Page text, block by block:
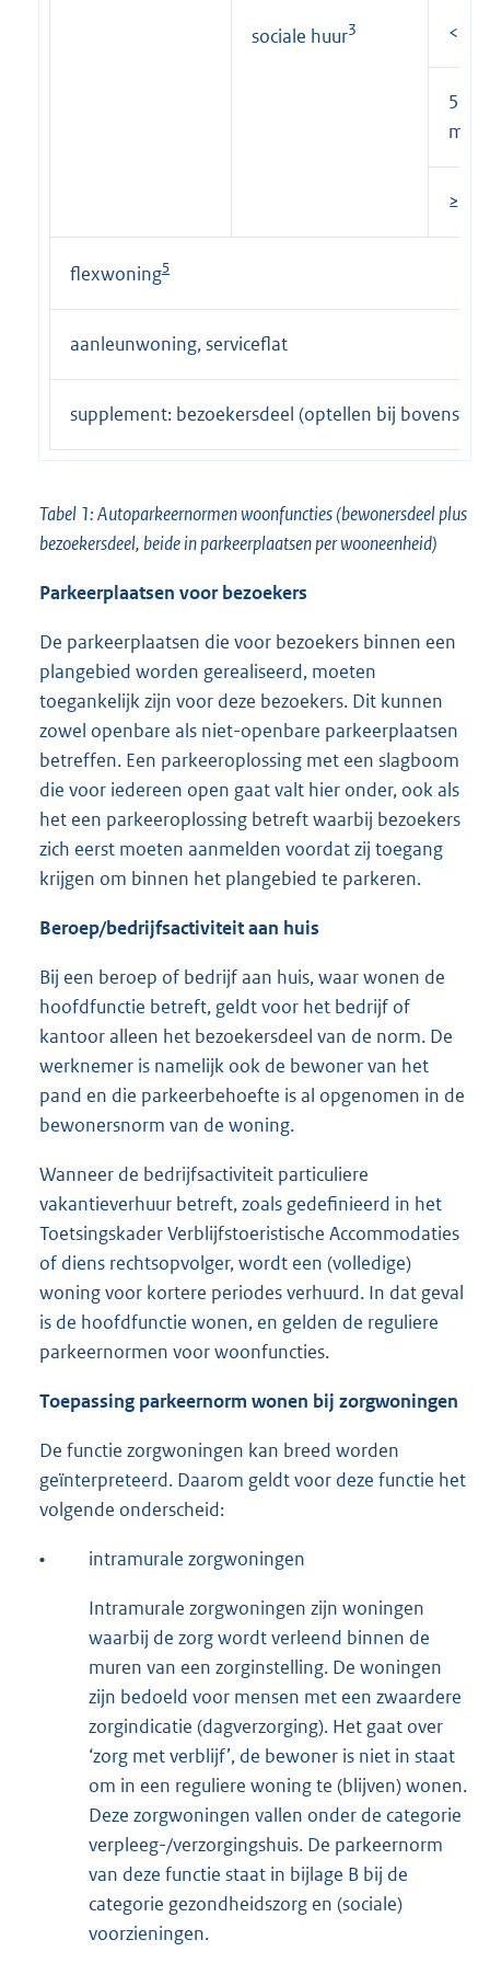
sociale huur3 <50
50
m²
≥75
flexwoning5
aanleunwoning, serviceflat
supplement: bezoekersdeel (optellen bij
Tabel 1: Autoparkeernormen woonfuncties (bewonersdeel plus
bezoekersdeel, beide in parkeerplaatsen per wooneenheid)
Parkeerplaatsen voor bezoekers
De parkeerplaatsen die voor bezoekers binnen een
plangebied worden gerealiseerd, moeten
toegankelijk zijn voor deze bezoekers. Dit kunnen
zowel openbare als niet-openbare parkeerplaatsen
betreffen. Een parkeeroplossing met een slagboom
die voor iedereen open gaat valt hier onder, ook als
het een parkeeroplossing betreft waarbij bezoekers
zich eerst moeten aanmelden voordat zij toegang
krijgen om binnen het plangebied te parkeren.
Beroep/bedrijfsactiviteit aan huis
Bij een beroep of bedrijf aan huis, waar wonen de
hoofdfunctie betreft, geldt voor het bedrijf of
kantoor alleen het bezoekersdeel van de norm. De
werknemer is namelijk ook de bewoner van het
pand en die parkeerbehoefte is al opgenomen in de
bewonersnorm van de woning.
Wanneer de bedrijfsactiviteit particuliere
vakantieverhuur betreft, zoals gedefinieerd in het
Toetsingskader Verblijfstoeristische Accommodaties
of diens rechtsopvolger, wordt een (volledige)
woning voor kortere periodes verhuurd. In dat geval
is de hoofdfunctie wonen, en gelden de reguliere
parkeernormen voor woonfuncties.
Toepassing parkeernorm wonen bij zorgwoningen
De functie zorgwoningen kan breed worden
geïnterpreteerd. Daarom geldt voor deze functie het
volgende onderscheid:
• intramurale zorgwoningen
Intramurale zorgwoningen zijn woningen
waarbij de zorg wordt verleend binnen de
muren van een zorginstelling. De woningen
zijn bedoeld voor mensen met een zwaardere
zorgindicatie (dagverzorging). Het gaat over
‘zorg met verblijf’, de bewoner is niet in staat
om in een reguliere woning te (blijven) wonen.
Deze zorgwoningen vallen onder de categorie
verpleeg-/verzorgingshuis. De parkeernorm
van deze functie staat in bijlage B bij de
categorie gezondheidszorg en (sociale)
voorzieningen.